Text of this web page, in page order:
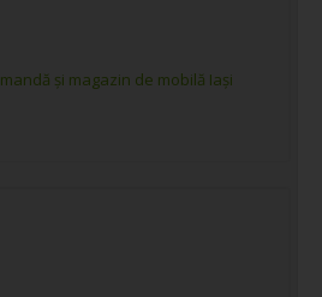
și magazin de mobilă Iași